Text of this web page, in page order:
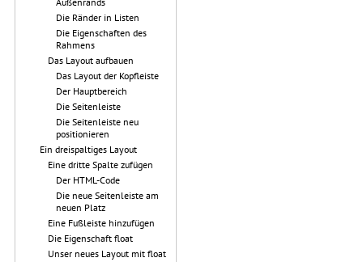
Die Ränder in Listen
Die Eigenschaften des
Rahmens
Das Layout aufbauen
Das Layout der Kopfleiste
Der Hauptbereich
Die Seitenleiste
Die Seitenleiste neu
positionieren
Ein dreispaltiges Layout
Eine dritte Spalte zufügen
Der HTML-Code
Die neue Seitenleiste am
neuen Platz
Eine Fußleiste hinzufügen
Die Eigenschaft float
Unser neues Layout mit float